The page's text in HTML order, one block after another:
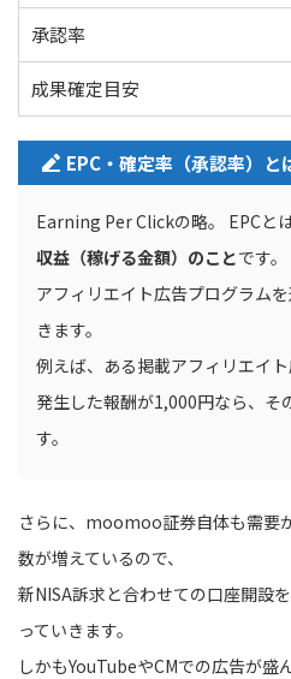
承認率
成果確定目安
EPC・確定率（承認率）と
Earning Per Clickの略。 EPCとは
収益（稼げる金額）のことです。
アフィリエイト広告プログラム
きます。
例えば、ある掲載アフィリエイト
発生した報酬が1,000円なら、そ
す。
さらに、moomoo証券自体も需要
数が増えているので、
新NISA訴求と合わせての口座開設
っていきます。
しかもYouTubeやCMでの広告が盛